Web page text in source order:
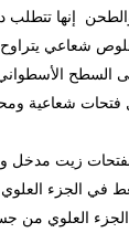
والطحن إنها
يتراوح بين 0.002-
السطح
فتحات شعاعية
في الجزء
العلوي من